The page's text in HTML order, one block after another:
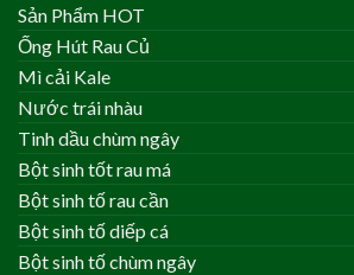
Sản Phẩm HOT
Ống Hút Rau Củ
Mì cải Kale
Nước trái nhàu
Tinh dầu chùm ngây
Bột sinh tốt rau má
Bột sinh tố rau cần
Bột sinh tố diếp cá
Bột sinh tố chùm ngây